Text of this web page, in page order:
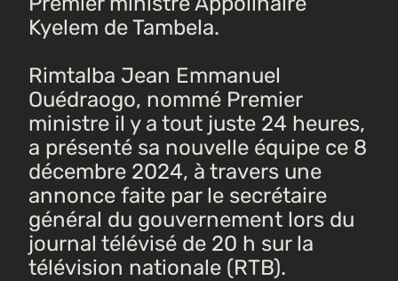
Kyelem de Tambela.
Rimtalba Jean Emmanuel
Ouédraogo, nommé Premier
ministre il y a tout juste 24 heures,
a présenté sa nouvelle équipe ce 8
décembre 2024, à travers une
annonce faite par le secrétaire
général du gouvernement lors du
journal télévisé de 20 h sur la
télévision nationale (RTB).